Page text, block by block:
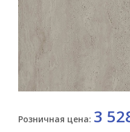
Розничная цена: 3